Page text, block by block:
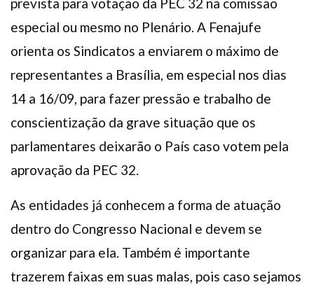
especial ou mesmo no Plenário. A Fenajufe
orienta os Sindicatos a enviarem o máximo de
representantes a Brasília, em especial nos dias
14 a 16/09, para fazer pressão e trabalho de
conscientização da grave situação que os
parlamentares deixarão o País caso votem pela
aprovação da PEC 32.
As entidades já conhecem a forma de atuação
dentro do Congresso Nacional e devem se
organizar para ela. Também é importante
trazerem faixas em suas malas, pois caso sejamos